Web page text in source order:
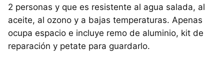
2 personas y que es resistente al agua salada, al
aceite, al ozono y a bajas temperaturas. Apenas
ocupa espacio e incluye remo de aluminio, kit de
reparación y petate para guardarlo.